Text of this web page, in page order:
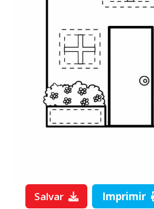
Salvar Imprimir